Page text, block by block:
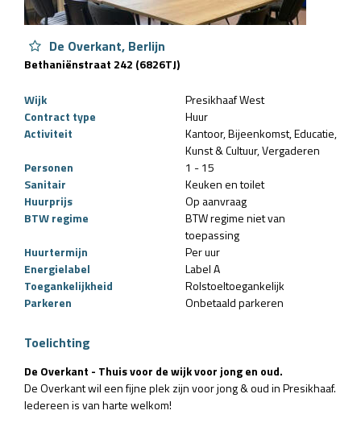
De Overkant, Berlijn
Bethaniënstraat 242 (6826TJ)
Wijk
Presikhaaf West
Contract type
Huur
Activiteit
Kantoor Bijeenkomst Educatie
Kunst & Cultuur Vergaderen
Personen
1 - 15
Sanitair
Keuken en toilet
Huurprijs
Op aanvraag
BTW regime
BTW regime niet van
toepassing
Huurtermijn
Per uur
Energielabel
Label A
Toegankelijkheid
Rolstoeltoegankelijk
Parkeren
Onbetaald parkeren
Toelichting
De Overkant - Thuis voor de wijk voor jong en oud.
De Overkant wil een fijne plek zijn voor jong & oud in Presikhaaf.
Iedereen is van harte welkom!